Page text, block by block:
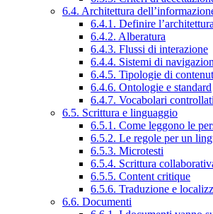
6.4. Architettura
6.4.1. Definire
6.4.2. Alberatura
6.4.3. Flussi di interazione
6.4.4. Sistemi di
6.4.5. Tipologie di
6.4.6. Ontologie e standard
6.4.7. Vocabolari
6.5. Scrittura e linguaggio
6.5.1. Come leggono le
6.5.2. Le regole per un
6.5.3. Microtesti
6.5.4. Scrittura
6.5.5. Content critique
6.5.6. Traduzione e
6.6. Documenti